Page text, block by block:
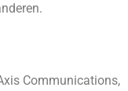
Communications,